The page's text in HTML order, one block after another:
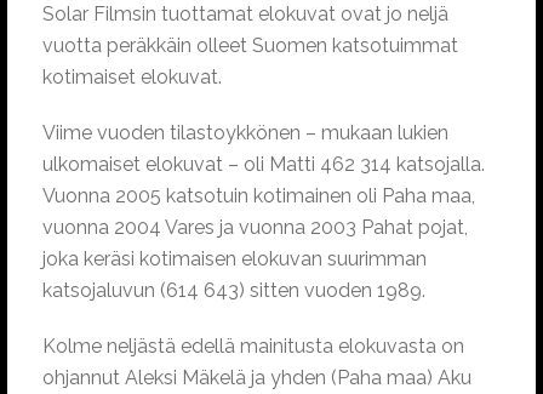
Solar Filmsin tuottamat elokuvat ovat jo neljä
vuotta peräkkäin olleet Suomen katsotuimmat
kotimaiset elokuvat.
Viime vuoden tilastoykkönen – mukaan lukien
ulkomaiset elokuvat – oli Matti 462 314 katsojalla.
Vuonna 2005 katsotuin kotimainen oli Paha maa,
vuonna 2004 Vares ja vuonna 2003 Pahat pojat,
joka keräsi kotimaisen elokuvan suurimman
katsojaluvun (614 643) sitten vuoden 1989.
Kolme neljästä edellä mainitusta elokuvasta on
ohjannut Aleksi Mäkelä ja yhden (Paha maa) Aku